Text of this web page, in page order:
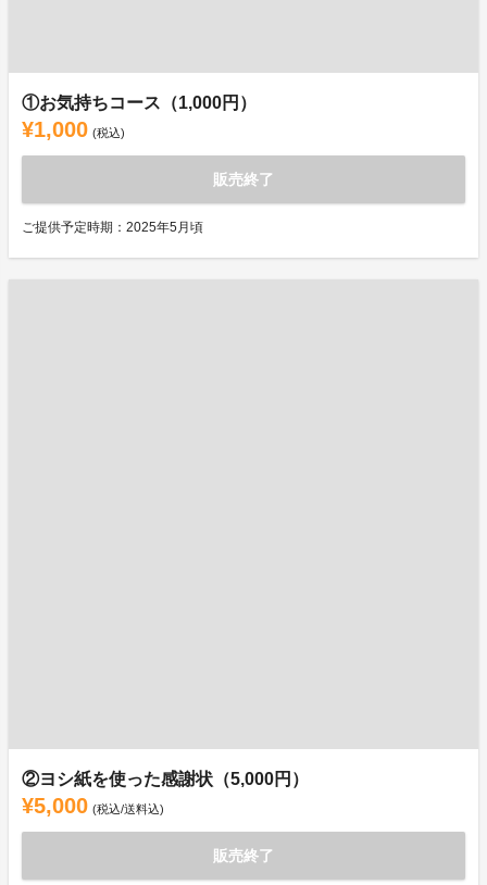
①お気持ちコース（1,000円）
¥1,000 (税込)
販売終了
ご提供予定時期：2025年5月頃
②ヨシ紙を使った感謝状（5,000円）
¥5,000 (税込/送料込)
販売終了